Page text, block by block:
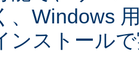
、Windows
ンストール